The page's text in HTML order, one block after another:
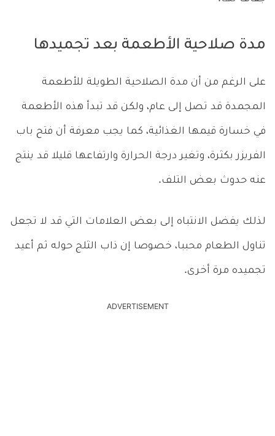
مدة صلاحية الأطعمة بعد تجميدها
على الرغم من أن مدة الصلاحية الطويلة للأطعمة
المجمدة قد تصل إلى عام، ولكن قد تبدأ هذه الأطعمة
في خسارة قيمها الغذائية، كما يجب معرفة أن فتح باب
الفريزر بكثرة، وتغير درجة الحرارة وارتفاعها قليلا قد ينتج
عنه حدوث بعض التلف.
لذلك يفضل الانتباه إلى بعض العلامات التي قد لا تجعل
تناول الطعام محببا، خصوصا إن ذاب الثلج حوله ثم أعيد
تجميده مرة أخرى.
ADVERTISEMENT